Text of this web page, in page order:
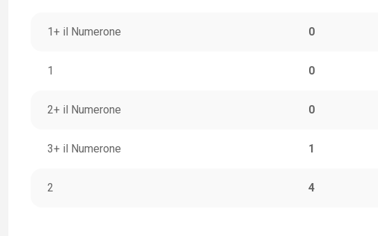
1+ il Numerone 0
1 0
2+ il Numerone 0
3+ il Numerone 1
2 4